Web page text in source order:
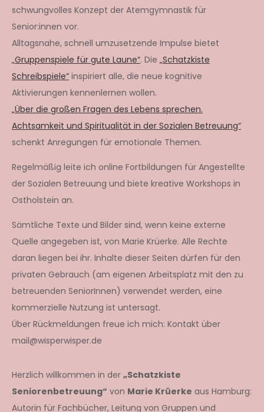
schwungvolles Konzept der Atemgymnastik für
Senior:innen vor.
Alltagsnahe, schnell umzusetzende Impulse bietet
„Gruppenspiele für gute Laune“. Die „Schatzkiste
Schreibspiele“ inspiriert alle, die neue kognitive
Aktivierungen kennenlernen wollen.
„Über die großen Fragen des Lebens sprechen.
Achtsamkeit und Spiritualität in der Sozialen Betreuung“
schenkt Anregungen für emotionale Themen.
Regelmäßig leite ich online Fortbildungen für Angestellte
der Sozialen Betreuung und biete kreative Workshops in
Ostholstein an.
Sämtliche Texte und Bilder sind, wenn keine externe
Quelle angegeben ist, von Marie Krüerke. Alle Rechte
daran liegen bei ihr. Inhalte dieser Seiten dürfen für den
privaten Gebrauch (am eigenen Arbeitsplatz mit den zu
betreuenden SeniorInnen) verwendet werden, eine
kommerzielle Nutzung ist untersagt.
Über Rückmeldungen freue ich mich: Kontakt über
mail@wisperwisper.de
Herzlich willkommen in der „Schatzkiste
Seniorenbetreuung“ von Marie Krüerke aus Hamburg:
Autorin für Fachbücher, Leitung von Gruppen und